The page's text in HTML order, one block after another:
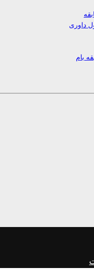
داوری
بام